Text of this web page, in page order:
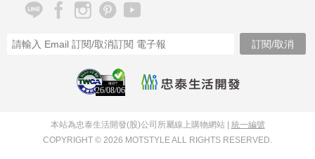
26/08/06
本站為忠泰生活開發(股)公司所屬線上購物網站 | 統一編號
COPYRIGHT © 2026 MOTSTYLE ALL RIGHTS RESERVED.